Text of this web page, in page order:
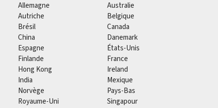
Allemagne
Australie
Autriche
Belgique
Brésil
Canada
China
Danemark
Espagne
États-Unis
Finlande
France
Hong Kong
Ireland
India
Mexique
Norvège
Pays-Bas
Royaume-Uni
Singapour